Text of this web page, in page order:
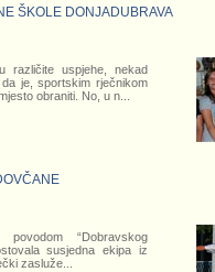
ŠKOLE DONJADUBRAVA
različite uspjehe, nekad
je, sportskim rječnikom
obraniti. No, u n...
“Dobravskog
susjedna ekipa iz
zasluže...